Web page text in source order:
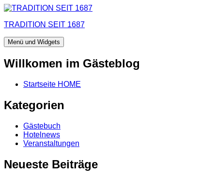
Zum
springen
TRADITION SEIT 1687
Menü und Widgets
Willkomen im Gästeblog
Startseite HOME
Kategorien
Gästebuch
Hotelnews
Veranstaltungen
Neueste Beiträge